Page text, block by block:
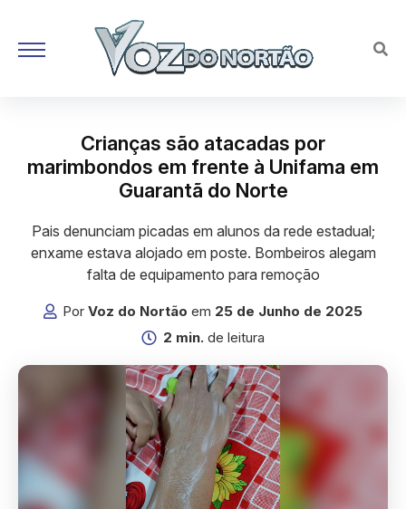
Crianças são atacadas por
marimbondos em frente à Unifama em
Guarantã do Norte
Pais denunciam picadas em alunos da rede estadual;
enxame estava alojado em poste. Bombeiros alegam
falta de equipamento para remoção
Por Voz do Nortão em 25 de Junho de 2025
2 min. de leitura